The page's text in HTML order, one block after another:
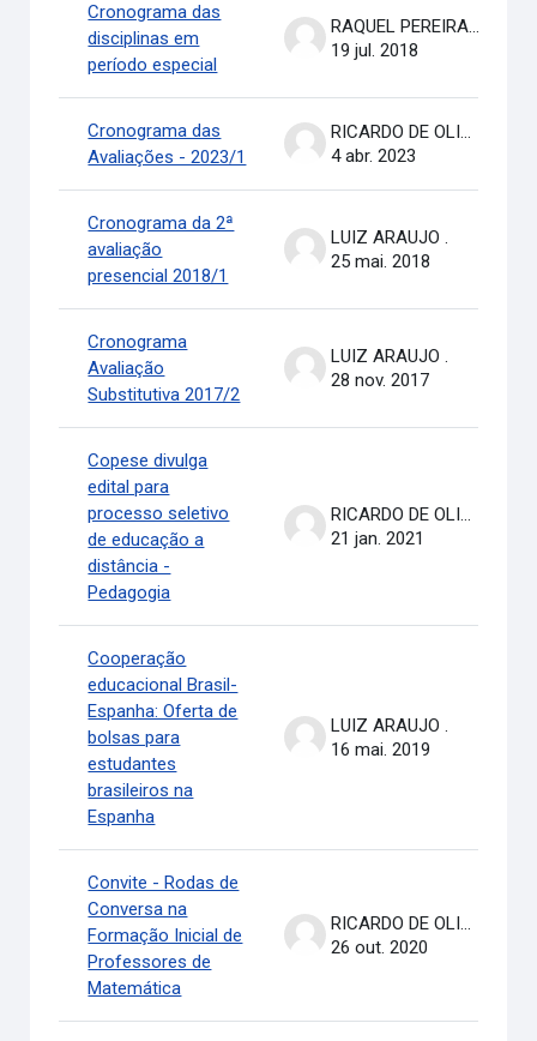
Cronograma das
disciplinas em
período especial
RAQUEL PEREIRA DE ARRUDA
19 jul. 2018
Cronograma das
Avaliações - 2023/1
RICARDO DE OLIVEIRA BRASIL COSTA
4 abr. 2023
Cronograma da 2ª
avaliação
presencial 2018/1
LUIZ ARAUJO .
25 mai. 2018
Cronograma
Avaliação
Substitutiva 2017/2
LUIZ ARAUJO .
28 nov. 2017
Copese divulga
edital para
processo seletivo
de educação a
distância -
Pedagogia
RICARDO DE OLIVEIRA BRASIL COSTA
21 jan. 2021
Cooperação
educacional Brasil-
Espanha: Oferta de
bolsas para
estudantes
brasileiros na
Espanha
LUIZ ARAUJO .
16 mai. 2019
Convite - Rodas de
Conversa na
Formação Inicial de
Professores de
Matemática
RICARDO DE OLIVEIRA BRASIL COSTA
26 out. 2020